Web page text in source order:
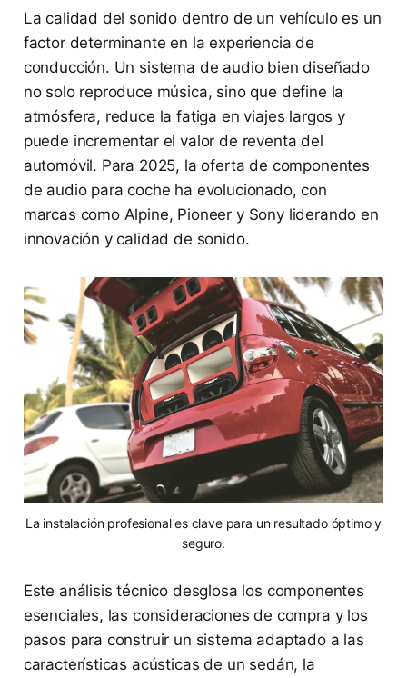
La calidad del sonido dentro de un vehículo es un
factor determinante en la experiencia de
conducción. Un sistema de audio bien diseñado
no solo reproduce música, sino que define la
atmósfera, reduce la fatiga en viajes largos y
puede incrementar el valor de reventa del
automóvil. Para 2025, la oferta de componentes
de audio para coche ha evolucionado, con
marcas como Alpine, Pioneer y Sony liderando en
innovación y calidad de sonido.
La instalación profesional es clave para un resultado óptimo y
seguro.
Este análisis técnico desglosa los componentes
esenciales, las consideraciones de compra y los
pasos para construir un sistema adaptado a las
características acústicas de un sedán, la